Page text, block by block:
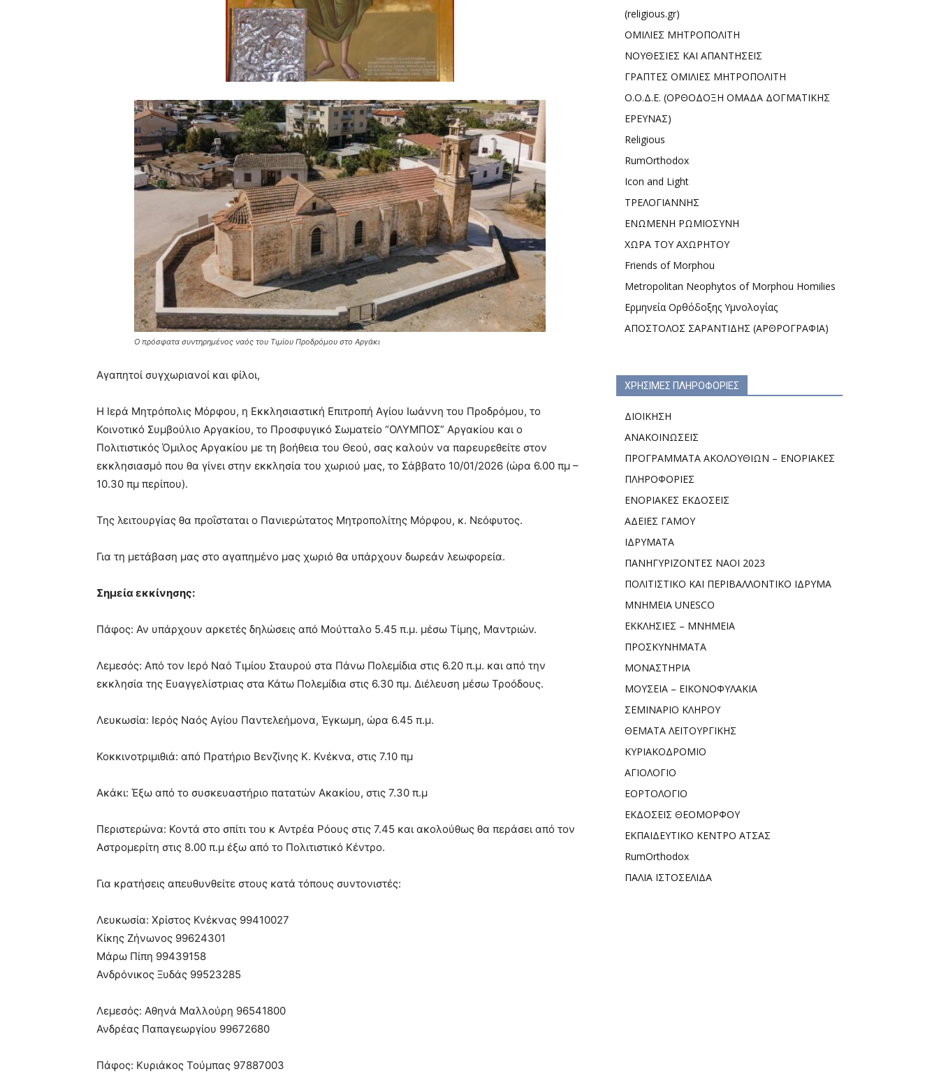
Ο πρόσφατα συντηρημένος ναός του Τιμίου Προδρόμου στο Αργάκι
Αγαπητοί συγχωριανοί και φίλοι,
Η Ιερά Μητρόπολις Μόρφου, η Εκκλησιαστική Επιτροπή Αγίου Ιωάννη του Προδρόμου, το
Κοινοτικό Συμβούλιο Αργακίου, το Προσφυγικό Σωματείο “ΟΛΥΜΠΟΣ” Αργακίου και ο
Πολιτιστικός Όμιλος Αργακίου με τη βοήθεια του Θεού, σας καλούν να παρευρεθείτε στον
εκκλησιασμό που θα γίνει στην εκκλησία του χωριού μας, το Σάββατο 10/01/2026 (ώρα 6.00 πμ –
10.30 πμ περίπου).
Της λειτουργίας θα προΐσταται ο Πανιερώτατος Μητροπολίτης Μόρφου, κ. Νεόφυτος.
Για τη μετάβαση μας στο αγαπημένο μας χωριό θα υπάρχουν δωρεάν λεωφορεία.
Σημεία εκκίνησης:
Πάφος: Αν υπάρχουν αρκετές δηλώσεις από Μούτταλο 5.45 π.μ. μέσω Τίμης, Μαντριών.
Λεμεσός: Από τον Ιερό Ναό Τιμίου Σταυρού στα Πάνω Πολεμίδια στις 6.20 π.μ. και από την
εκκλησία της Ευαγγελίστριας στα Κάτω Πολεμίδια στις 6.30 πμ. Διέλευση μέσω Τροόδους.
Λευκωσία: Ιερός Ναός Αγίου Παντελεήμονα, Έγκωμη, ώρα 6.45 π.μ.
Κοκκινοτριμιθιά: από Πρατήριο Βενζίνης Κ. Κνέκνα, στις 7.10 πμ
Ακάκι: Έξω από το συσκευαστήριο πατατών Ακακίου, στις 7.30 π.μ
Περιστερώνα: Κοντά στο σπίτι του κ Αντρέα Ρόους στις 7.45 και ακολούθως θα περάσει από τον
Αστρομερίτη στις 8.00 π.μ έξω από το Πολιτιστικό Κέντρο.
Για κρατήσεις απευθυνθείτε στους κατά τόπους συντονιστές:
Λευκωσία: Χρίστος Κνέκνας 99410027
Κίκης Ζήνωνος 99624301
Μάρω Πίπη 99439158
Ανδρόνικος Ξυδάς 99523285
Λεμεσός: Αθηνά Μαλλούρη 96541800
Ανδρέας Παπαγεωργίου 99672680
Πάφος: Κυριάκος Τούμπας 97887003
(religious.gr)
ΟΜΙΛΙΕΣ ΜΗΤΡΟΠΟΛΙΤΗ
ΝΟΥΘΕΣΙΕΣ ΚΑΙ ΑΠΑΝΤΗΣΕΙΣ
ΓΡΑΠΤΕΣ ΟΜΙΛΙΕΣ ΜΗΤΡΟΠΟΛΙΤΗ
Ο.Ο.Δ.Ε. (ΟΡΘΟΔΟΞΗ ΟΜΑΔΑ ΔΟΓΜΑΤΙΚΗΣ
ΕΡΕΥΝΑΣ)
Religious
RumOrthodox
Icon and Light
ΤΡΕΛΟΓΙΑΝΝΗΣ
ΕΝΩΜΕΝΗ ΡΩΜΙΟΣΥΝΗ
ΧΩΡΑ ΤΟΥ ΑΧΩΡΗΤΟΥ
Friends of Morphou
Metropolitan Neophytos of Morphou Homilies
Ερμηνεία Ορθόδοξης Υμνολογίας
ΑΠΟΣΤΟΛΟΣ ΣΑΡΑΝΤΙΔΗΣ (ΑΡΘΡΟΓΡΑΦΙΑ)
ΧΡΗΣΙΜΕΣ ΠΛΗΡΟΦΟΡΙΕΣ
ΔΙΟΙΚΗΣΗ
ΑΝΑΚΟΙΝΩΣΕΙΣ
ΠΡΟΓΡΑΜΜΑΤΑ ΑΚΟΛΟΥΘΙΩΝ – ΕΝΟΡΙΑΚΕΣ
ΠΛΗΡΟΦΟΡΙΕΣ
ΕΝΟΡΙΑΚΕΣ ΕΚΔΟΣΕΙΣ
ΑΔΕΙΕΣ ΓΑΜΟΥ
ΙΔΡΥΜΑΤΑ
ΠΑΝΗΓΥΡΙΖΟΝΤΕΣ ΝΑΟΙ 2023
ΠΟΛΙΤΙΣΤΙΚΟ ΚΑΙ ΠΕΡΙΒΑΛΛΟΝΤΙΚΟ ΙΔΡΥΜΑ
ΜΝΗΜΕΙΑ UNESCO
ΕΚΚΛΗΣΙΕΣ – ΜΝΗΜΕΙΑ
ΠΡΟΣΚΥΝΗΜΑΤΑ
ΜΟΝΑΣΤΗΡΙΑ
ΜΟΥΣΕΙΑ – ΕΙΚΟΝΟΦΥΛΑΚΙΑ
ΣΕΜΙΝΑΡΙΟ ΚΛΗΡΟΥ
ΘΕΜΑΤΑ ΛΕΙΤΟΥΡΓΙΚΗΣ
ΚΥΡΙΑΚΟΔΡΟΜΙΟ
ΑΓΙΟΛΟΓΙΟ
ΕΟΡΤΟΛΟΓΙΟ
ΕΚΔΟΣΕΙΣ ΘΕΟΜΟΡΦΟΥ
ΕΚΠΑΙΔΕΥΤΙΚΟ ΚΕΝΤΡΟ ΑΤΣΑΣ
RumOrthodox
ΠΑΛΙΑ ΙΣΤΟΣΕΛΙΔΑ